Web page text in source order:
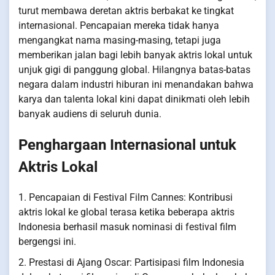
turut membawa deretan aktris berbakat ke tingkat
internasional. Pencapaian mereka tidak hanya
mengangkat nama masing-masing, tetapi juga
memberikan jalan bagi lebih banyak aktris lokal untuk
unjuk gigi di panggung global. Hilangnya batas-batas
negara dalam industri hiburan ini menandakan bahwa
karya dan talenta lokal kini dapat dinikmati oleh lebih
banyak audiens di seluruh dunia.
Penghargaan Internasional untuk
Aktris Lokal
1. Pencapaian di Festival Film Cannes: Kontribusi
aktris lokal ke global terasa ketika beberapa aktris
Indonesia berhasil masuk nominasi di festival film
bergengsi ini.
2. Prestasi di Ajang Oscar: Partisipasi film Indonesia